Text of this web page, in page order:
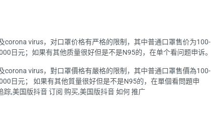
corona virus，对口罩价格有严格的限制，其中普通口罩售价为100-
日元；如果有其他质量很好但是不是N95的，在单个看问题申诉。
corona virus，對口罩價格有嚴格的限制，其中普通口罩售價為100-
日元； 如果有其他質量很好但是不是N95的，在單個看問題申
,美国版抖音 订阅 购买,美国版抖音 如何 推广